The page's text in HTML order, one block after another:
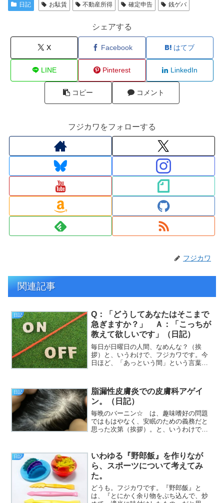
日記 お駄賃 不動産所得 確定申告 銭ゲバ
シェアする
X Facebook はてブ
LINE Pinterest LinkedIn
コピー コメント
フジカワをフォローする
フジカワ
関連記事
日記
Q：「どうしてあなたはそこまで
急ぎますか？」 Ａ：「こっちが
教えて欲しいです」（日記）
毎日が日曜日の人間、なめんな？（挨
拶）と、いうわけで、フジカワです。今
日ほど、「あっという間」という言葉が
て。タイトルの話なんですが、昼の更新
後、改めてプロットのテキス...
日記
脂漏性皮膚炎での皮膚科アゲイ
ン。（日記）
毎晩のバーニン☆ は、趣味嗜好の問題
ではもはやなく、安眠のための義務だと
思った次第（挨拶）。と、いうわけで、
りあえず、一番領収書の数が多い、医療
費を集計してみたところ、...
日記
いわゆる『野郎飯』を作りなが
ら、スポーツについて考えてみ
た。
どうも。フジカワです。『野郎飯』と
は、『とにかく余り物をぶち込んで、炒